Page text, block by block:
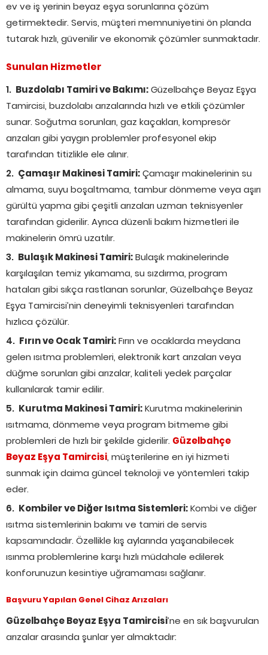
ev ve iş yerinin beyaz eşya sorunlarına çözüm
getirmektedir. Servis, müşteri memnuniyetini ön planda
tutarak hızlı, güvenilir ve ekonomik çözümler sunmaktadır.
Sunulan Hizmetler
Buzdolabı Tamiri ve Bakımı:Güzelbahçe Beyaz Eşya
Tamircisi, buzdolabı arızalarında hızlı ve etkili çözümler
sunar. Soğutma sorunları, gaz kaçakları, kompresör
arızaları gibi yaygın problemler profesyonel ekip
tarafından titizlikle ele alınır.
Çamaşır Makinesi Tamiri:Çamaşır makinelerinin su
almama, suyu boşaltmama, tambur dönmeme veya aşırı
gürültü yapma gibi çeşitli arızaları uzman teknisyenler
tarafından giderilir. Ayrıca düzenli bakım hizmetleri ile
makinelerin ömrü uzatılır.
Bulaşık Makinesi Tamiri:Bulaşık makinelerinde
karşılaşılan temiz yıkamama, su sızdırma, program
hataları gibi sıkça rastlanan sorunlar, Güzelbahçe Beyaz
Eşya Tamircisi’nin deneyimli teknisyenleri tarafından
hızlıca çözülür.
Fırın ve Ocak Tamiri:Fırın ve ocaklarda meydana
gelen ısıtma problemleri, elektronik kart arızaları veya
düğme sorunları gibi arızalar, kaliteli yedek parçalar
kullanılarak tamir edilir.
Kurutma Makinesi Tamiri:Kurutma makinelerinin
ısıtmama, dönmeme veya program bitmeme gibi
problemleri de hızlı bir şekilde giderilir. Güzelbahçe
Beyaz Eşya Tamircisi, müşterilerine en iyi hizmeti
sunmak için daima güncel teknoloji ve yöntemleri takip
eder.
Kombiler ve Diğer Isıtma Sistemleri:Kombi ve diğer
ısıtma sistemlerinin bakımı ve tamiri de servis
kapsamındadır. Özellikle kış aylarında yaşanabilecek
ısınma problemlerine karşı hızlı müdahale edilerek
konforunuzun kesintiye uğramaması sağlanır.
Başvuru Yapılan Genel Cihaz Arızaları
Güzelbahçe Beyaz Eşya Tamircisi’ne en sık başvurulan
arızalar arasında şunlar yer almaktadır: